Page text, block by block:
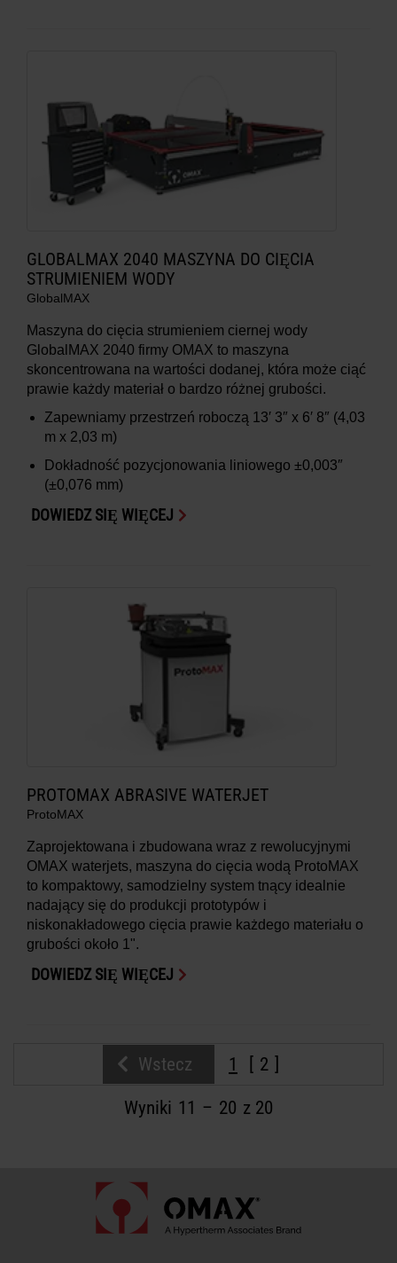
GLOBALMAX 2040 MASZYNA DO CIĘCIA
STRUMIENIEM WODY
GlobalMAX
Maszyna do cięcia strumieniem ciernej wody
GlobalMAX 2040 firmy OMAX to maszyna
skoncentrowana na wartości dodanej, która może ciąć
prawie każdy materiał o bardzo różnej grubości.
Zapewniamy przestrzeń roboczą 13′ 3″ x 6′ 8″ (4,03
m x 2,03 m)
Dokładność pozycjonowania liniowego ±0,003″
(±0,076 mm)
DOWIEDZ SIĘ WIĘCEJ
PROTOMAX ABRASIVE WATERJET
ProtoMAX
Zaprojektowana i zbudowana wraz z rewolucyjnymi
OMAX waterjets, maszyna do cięcia wodą ProtoMAX
to kompaktowy, samodzielny system tnący idealnie
nadający się do produkcji prototypów i
niskonakładowego cięcia prawie każdego materiału o
grubości około 1".
DOWIEDZ SIĘ WIĘCEJ
Wstecz 1 2
Wyniki 11 – 20 z 20